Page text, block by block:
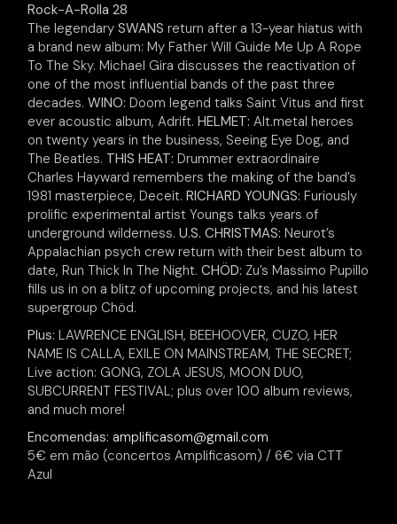
Rock-A-Rolla 28
The legendarySWANS return after a 13-year hiatus with
a brand new album: My Father Will Guide Me Up A Rope
To The Sky. Michael Gira discusses the reactivation of
one of the most influential bands of the past three
decades.WINO: Doom legend talks Saint Vitus and first
ever acoustic album, Adrift.HELMET: Alt.metal heroes
on twenty years in the business, Seeing Eye Dog, and
The Beatles. THIS HEAT: Drummer extraordinaire
Charles Hayward remembers the making of the band’s
1981 masterpiece, Deceit.RICHARD YOUNGS: Furiously
prolific experimental artist Youngs talks years of
underground wilderness.U.S. CHRISTMAS: Neurot’s
Appalachian psych crew return with their best album to
date, Run Thick In The Night.CHÖD: Zu’s Massimo Pupillo
fills us in on a blitz of upcoming projects, and his latest
supergroup Chöd.
Plus: LAWRENCE ENGLISH, BEEHOOVER, CUZO, HER
NAME IS CALLA, EXILE ON MAINSTREAM, THE SECRET;
Live action: GONG, ZOLA JESUS, MOON DUO,
SUBCURRENT FESTIVAL; plus over 100 album reviews,
and much more!
Encomendas: amplificasom@gmail.com
5€ em mão (concertos Amplificasom) / 6€ via CTT
Azul